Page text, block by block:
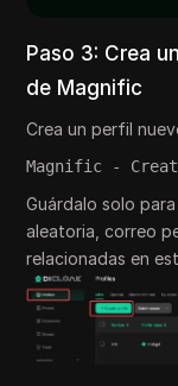
Paso 3: Crea
de Magnific
Crea un perfil
Magnific -
Guárdalo solo
aleatoria, correo
relacionadas en